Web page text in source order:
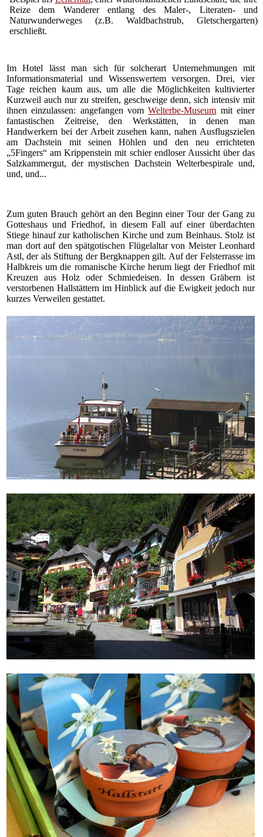
Reize dem Wanderer entlang des Maler-, Literaten- und
Naturwunderweges (z.B. Waldbachstrub, Gletschergarten)
erschließt.
Im Hotel lässt man sich für solcherart Unternehmungen mit
Informationsmaterial und Wissenswertem versorgen. Drei, vier
Tage reichen kaum aus, um alle die Möglichkeiten kultivierter
Kurzweil auch nur zu streifen, geschweige denn, sich intensiv mit
ihnen einzulassen: angefangen vomWelterbe-Museum mit einer
fantastischen Zeitreise, den Werkstätten, in denen man
Handwerkern bei der Arbeit zusehen kann, nahen Ausflugszielen
am Dachstein mit seinen Höhlen und den neu errichteten
„5Fingers“ am Krippenstein mit schier endloser Aussicht über das
Salzkammergut, der mystischen Dachstein Welterbespirale und,
und, und...
Zum guten Brauch gehört an den Beginn einer Tour der Gang zu
Gotteshaus und Friedhof, in diesem Fall auf einer überdachten
Stiege hinauf zur katholischen Kirche und zum Beinhaus. Stolz ist
man dort auf den spätgotischen Flügelaltar von Meister Leonhard
Astl, der als Stiftung der Bergknappen gilt. Auf der Felsterrasse im
Halbkreis um die romanische Kirche herum liegt der Friedhof mit
Kreuzen aus Holz oder Schmiedeisen. In dessen Gräbern ist
verstorbenen Hallstättern im Hinblick auf die Ewigkeit jedoch nur
kurzes Verweilen gestattet.